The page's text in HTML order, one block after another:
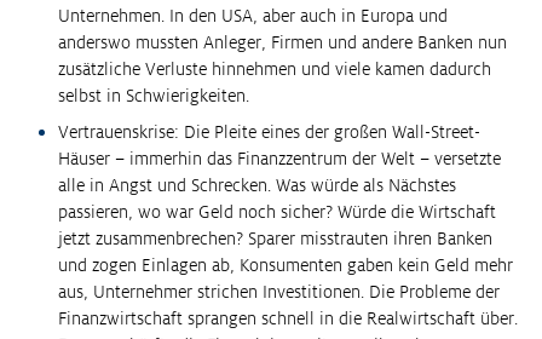
Unternehmen. In den USA, aber auch in Europa und
anderswo mussten Anleger, Firmen und andere Banken nun
zusätzliche Verluste hinnehmen und viele kamen dadurch
selbst in Schwierigkeiten.
Vertrauenskrise: Die Pleite eines der großen Wall-Street-
Häuser – immerhin das Finanzzentrum der Welt – versetzte
alle in Angst und Schrecken. Was würde als Nächstes
passieren, wo war Geld noch sicher? Würde die Wirtschaft
jetzt zusammenbrechen? Sparer misstrauten ihren Banken
und zogen Einlagen ab, Konsumenten gaben kein Geld mehr
aus, Unternehmer strichen Investitionen. Die Probleme der
Finanzwirtschaft sprangen schnell in die Realwirtschaft über.